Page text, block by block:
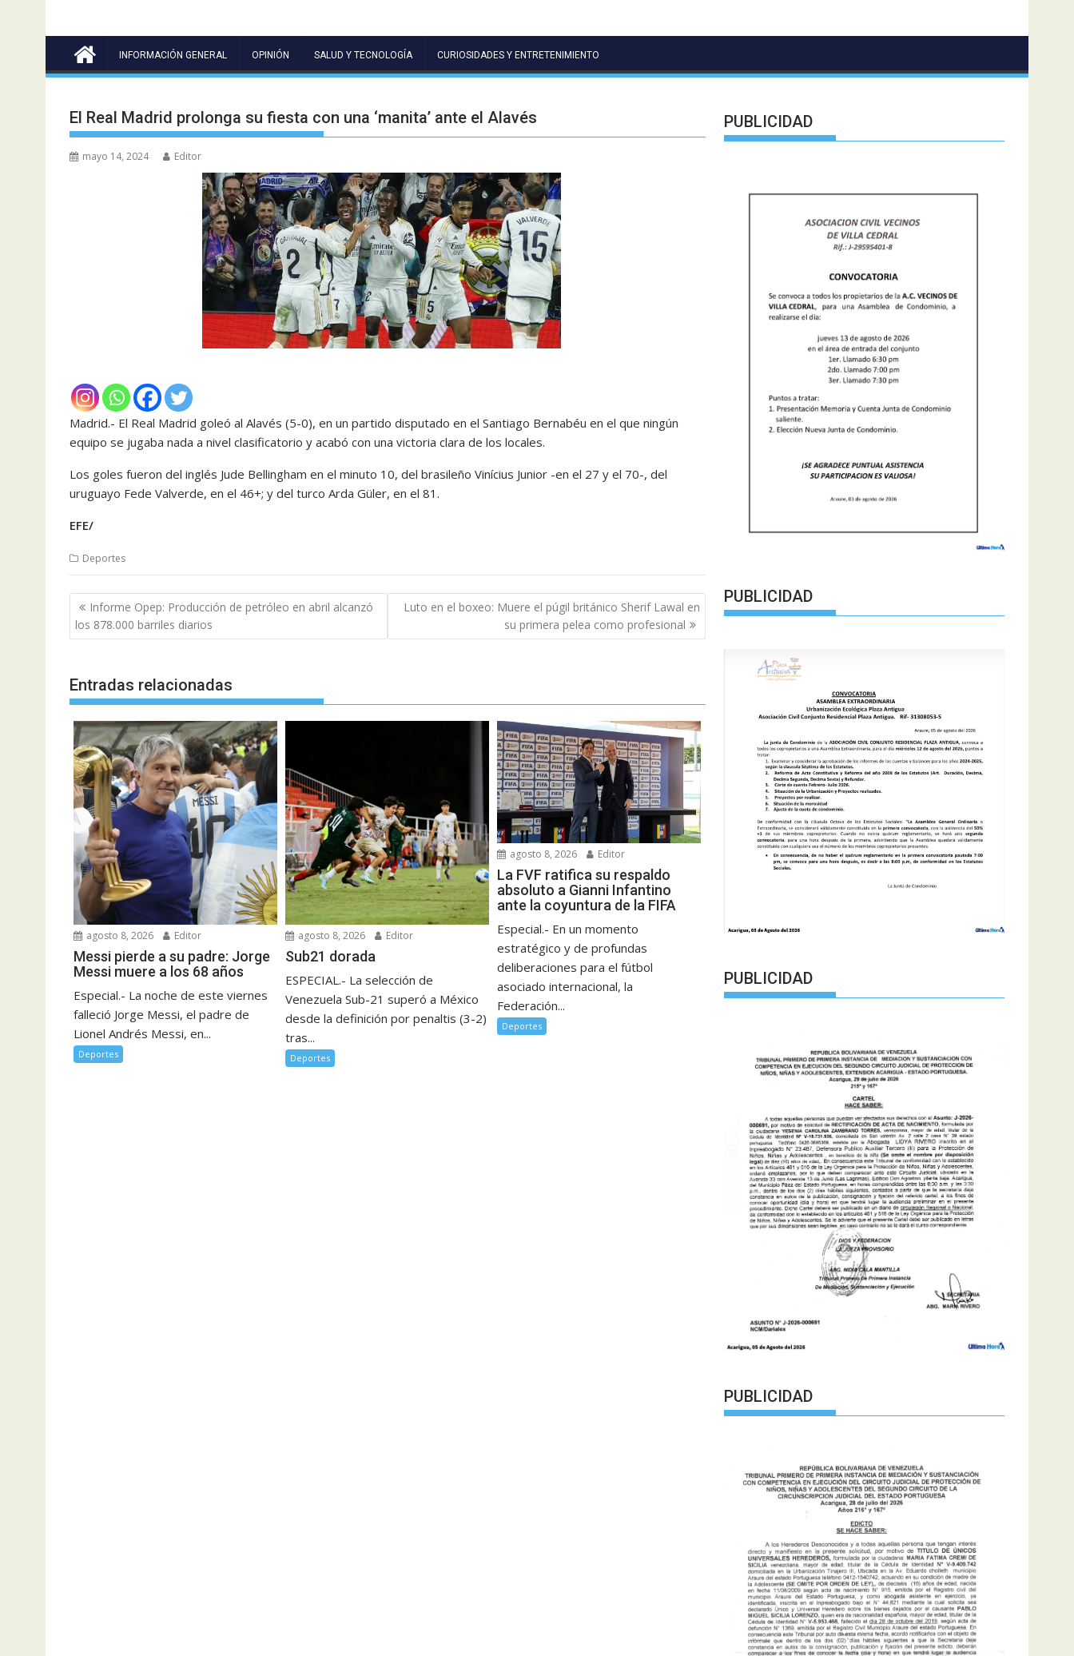
INFORMACIÓN GENERAL OPINIÓN SALUD Y TECNOLOGÍA CURIOSIDADES Y ENTRETENIMIENTO
El Real Madrid prolonga su fiesta con una ‘manita’ ante el Alavés
mayo 14, 2024 Editor
Madrid.- El Real Madrid goleó al Alavés (5-0), en un partido disputado en el Santiago Bernabéu en el que ningún
equipo se jugaba nada a nivel clasificatorio y acabó con una victoria clara de los locales.
Los goles fueron del inglés Jude Bellingham en el minuto 10, del brasileño Vinícius Junior -en el 27 y el 70-, del
uruguayo Fede Valverde, en el 46+; y del turco Arda Güler, en el 81.
EFE/
Deportes
Navegación
de
entradas
Informe Opep: Producción de petróleo en abril alcanzó
los 878.000 barriles diarios
Luto en el boxeo: Muere el púgil británico Sherif Lawal en
su primera pelea como profesional
Entradas relacionadas
agosto 8, 2026 Editor
Messi pierde a su padre: Jorge
Messi muere a los 68 años
Especial.- La noche de este viernes
falleció Jorge Messi, el padre de
Lionel Andrés Messi, en...
Deportes
agosto 8, 2026 Editor
Sub21 dorada
ESPECIAL.- La selección de
Venezuela Sub-21 superó a México
desde la definición por penaltis (3-2)
tras...
Deportes
agosto 8, 2026 Editor
La FVF ratifica su respaldo
absoluto a Gianni Infantino
ante la coyuntura de la FIFA
Especial.- En un momento
estratégico y de profundas
deliberaciones para el fútbol
asociado internacional, la
Federación...
Deportes
PUBLICIDAD
PUBLICIDAD
PUBLICIDAD
PUBLICIDAD